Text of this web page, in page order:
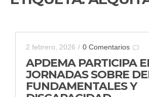
2 febrero, 2026 / 0 Comentarios
APDEMA PARTICIPA
JORNADAS SOBRE
FUNDAMENTALES Y